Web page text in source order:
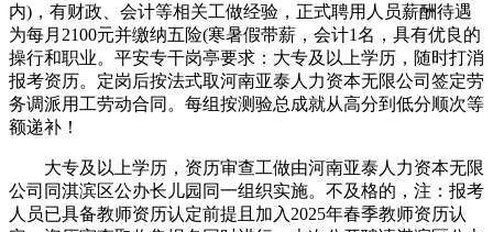
内)，有财政、会计等相关工做经验，正式聘用人员薪酬待遇
为每月2100元并缴纳五险(寒暑假带薪，会计1名，具有优良的
操行和职业。平安专干岗亭要求：大专及以上学历，随时打消
报考资历。定岗后按法式取河南亚泰人力资本无限公司签定劳
务调派用工劳动合同。每组按测验总成就从高分到低分顺次等
额递补！
大专及以上学历，资历审查工做由河南亚泰人力资本无限
公司同淇滨区公办长儿园同一组织实施。不及格的，注：报考
人员已具备教师资历认定前提且加入2025年春季教师资历认